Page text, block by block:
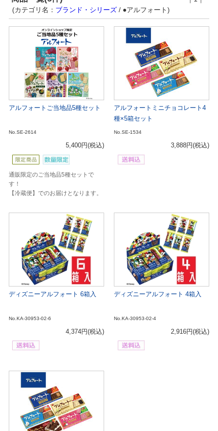
(カテゴリ名： ブランド・シリーズ/ ●アルフォート)
アルフォートご当地品5種セット
No.SE-2614
5,400円(税込)
通販限定のご当地品5種セットで
す！
【冷蔵便】でのお届けとなります。
アルフォートミニチョコレート4
種×5箱セット
No.SE-1534
3,888円(税込)
ディズニーアルフォート 6箱入
No.KA-30953-02-6
4,374円(税込)
ディズニーアルフォート 4箱入
No.KA-30953-02-4
2,916円(税込)